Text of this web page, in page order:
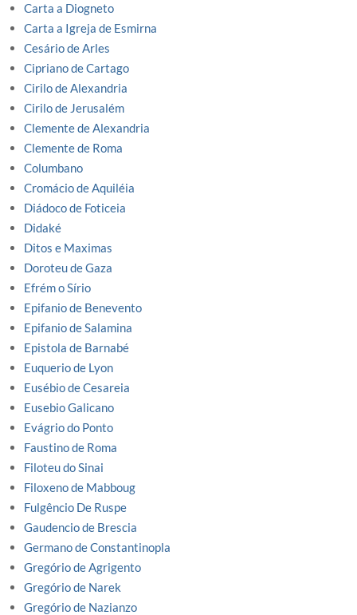
Carta a Diogneto
Carta a Igreja de Esmirna
Cesário de Arles
Cipriano de Cartago
Cirilo de Alexandria
Cirilo de Jerusalém
Clemente de Alexandria
Clemente de Roma
Columbano
Cromácio de Aquiléia
Diádoco de Foticeia
Didaké
Ditos e Maximas
Doroteu de Gaza
Efrém o Sírio
Epifanio de Benevento
Epifanio de Salamina
Epistola de Barnabé
Euquerio de Lyon
Eusébio de Cesareia
Eusebio Galicano
Evágrio do Ponto
Faustino de Roma
Filoteu do Sinai
Filoxeno de Mabboug
Fulgêncio De Ruspe
Gaudencio de Brescia
Germano de Constantinopla
Gregório de Agrigento
Gregório de Narek
Gregório de Nazianzo